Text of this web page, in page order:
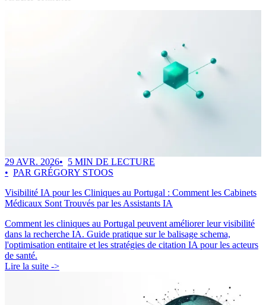
29 AVR. 2026
5 MIN DE LECTURE
PAR GRÉGORY STOOS
Visibilité IA pour les Cliniques au Portugal : Comment les Cabinets
Médicaux Sont Trouvés par les Assistants IA
Comment les cliniques au Portugal peuvent améliorer leur visibilité
dans la recherche IA. Guide pratique sur le balisage schema,
l'optimisation entitaire et les stratégies de citation IA pour les acteurs
de santé.
Lire la suite ->